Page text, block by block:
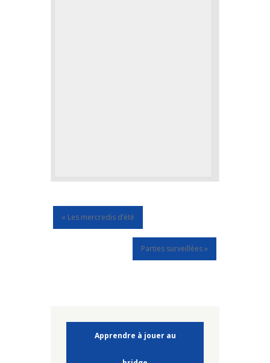
« Les mercredis d’été
Parties surveillées»
Apprendre à jouer au